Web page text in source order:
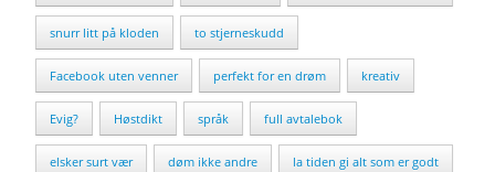
snurr litt på kloden to stjerneskudd
Facebook uten venner perfekt for en drøm kreativ
Evig? Høstdikt språk full avtalebok
elsker surt vær døm ikke andre la tiden gi alt som er godt